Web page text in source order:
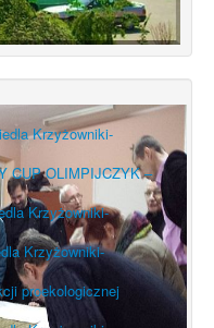
Krzyżowniki-
CUP OLIMPIJCZYK –
Krzyżowniki-
Krzyżowniki-
proekologicznej